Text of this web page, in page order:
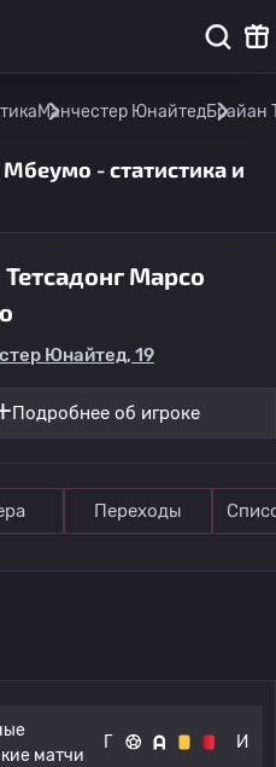
Манчестер ЮнайтедБрайан
- статистика и
Марсо
Юнайтед, 19
Подробнее об игроке
Переходы
матчи
Г И